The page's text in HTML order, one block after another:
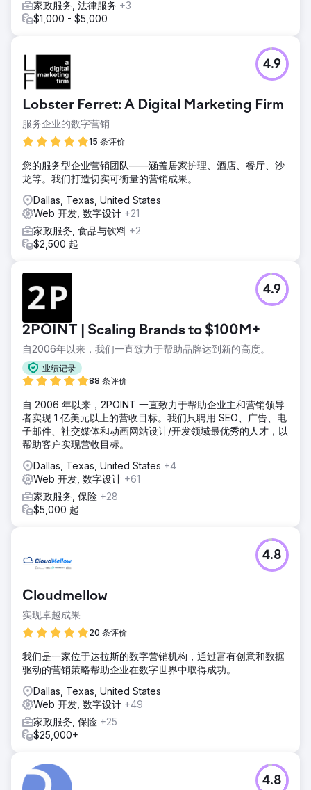
家政服务, 法律服务 +3
$1,000 - $5,000
Lobster Ferret: A Digital Marketing Firm
服务企业的数字营销
15 条评价
4.9
您的服务型企业营销团队——涵盖居家护理、酒店、餐厅、沙
龙等。我们打造切实可衡量的营销成果。
Dallas, Texas, United States
Web 开发, 数字设计 +21
家政服务, 食品与饮料 +2
$2,500 起
2POINT | Scaling Brands to $100M+
自2006年以来，我们一直致力于帮助品牌达到新的高度。
业绩记录
88 条评价
4.9
自 2006 年以来，2POINT 一直致力于帮助企业主和营销领导
者实现 1 亿美元以上的营收目标。我们只聘用 SEO、广告、电
子邮件、社交媒体和动画网站设计/开发领域最优秀的人才，以
帮助客户实现营收目标。
Dallas, Texas, United States +4
Web 开发, 数字设计 +61
家政服务, 保险 +28
$5,000 起
Cloudmellow
实现卓越成果
20 条评价
4.8
我们是一家位于达拉斯的数字营销机构，通过富有创意和数据
驱动的营销策略帮助企业在数字世界中取得成功。
Dallas, Texas, United States
Web 开发, 数字设计 +49
家政服务, 保险 +25
$25,000+
4.8